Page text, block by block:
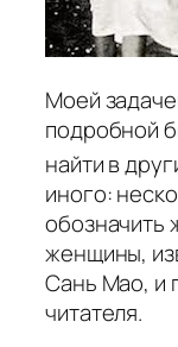
Моей
подробной
найти в
иного:
обозначить
женщины,
Сань Мао, и
читателя.